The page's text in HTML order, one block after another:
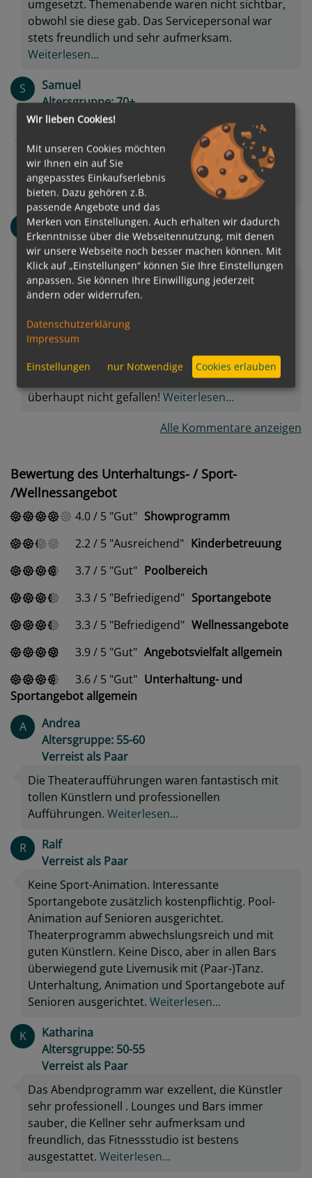
umgesetzt. Themenabende waren nicht sichtbar,
obwohl sie diese gab. Das Servicepersonal war
stets freundlich und sehr aufmerksam.
Weiterlesen...
S
Samuel
Altersgruppe: 70+
Verreist als Paar
The was good but nothing special The only free
drink was tap water Everything you had to pay for
Our waiters were super table 711 And so friendly
that it made up for the redt
Weiterlesen...
Daniela
Altersgruppe: 60-65
Verreist als Single
Krankenhausessen- immer lauwarm und nichts
wirklich leckeres. Das Essen im Buffet Restaurant
Buffet bedient wurde ( Hygiene?) führte dazu das
ich um Essen ausdrücklich bitten musste oder
zuviel hatte. Der Kaffee war ungenießbar.Das
Konzept ( auch die festen Tischzeiten) hat mir
überhaupt nicht gefallen! Weiterlesen...
Alle Kommentare anzeigen
Bewertung des Unterhaltungs- / Sport-
/Wellnessangebot
4.0/ 5 Gut
Showprogramm
2.2/ 5 Ausreichend
Kinderbetreuung
3.7/ 5 Gut
Poolbereich
3.3 / 5 Befriedigend
Sportangebote
3.3 / 5 Befriedigend
Wellnessangebote
3.9/ 5 Gut
Angebotsvielfalt allgemein
3.6/ 5 Gut
Unterhaltung- und
Sportangebot allgemein
A
Andrea
Altersgruppe: 55-60
Verreist als Paar
Die Theateraufführungen waren fantastisch mit
tollen Künstlern und professionellen
Aufführungen. Weiterlesen...
R
Ralf
Verreist als Paar
Keine Sport-Animation. Interessante
Sportangebote zusätzlich kostenpflichtig. Pool-
Animation auf Senioren ausgerichtet.
Theaterprogramm abwechslungsreich und mit
guten Künstlern. Keine Disco, aber in allen Bars
überwiegend gute Livemusik mit (Paar-)Tanz.
Unterhaltung, Animation und Sportangebote auf
Senioren ausgerichtet. Weiterlesen...
K
Katharina
Altersgruppe: 50-55
Verreist als Paar
Das Abendprogramm war exzellent, die Künstler
sehr professionell . Lounges und Bars immer
sauber, die Kellner sehr aufmerksam und
freundlich, das Fitnessstudio ist bestens
ausgestattet. Weiterlesen...
Wir lieben Cookies!
Mit unseren Cookies möchten
wir Ihnen ein auf Sie
angepasstes Einkaufserlebnis
bieten. Dazu gehören z.B.
passende Angebote und das
Merken von Einstellungen. Auch erhalten wir dadurch
Erkenntnisse über die Webseitennutzung, mit denen
wir unsere Webseite noch besser machen können. Mit
Klick auf „Einstellungen“ können Sie Ihre Einstellungen
anpassen. Sie können Ihre Einwilligung jederzeit
ändern oder widerrufen.
Datenschutzerklärung
Impressum
Einstellungen nur Notwendige Cookies erlauben